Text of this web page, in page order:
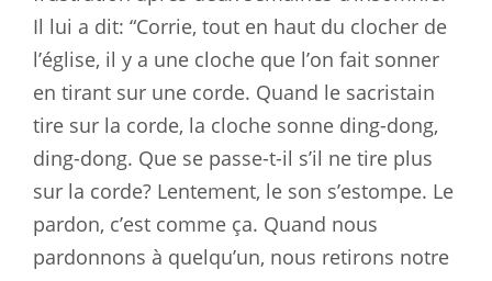
Il lui a dit: “Corrie, tout en haut du clocher de
l’église, il y a une cloche que l’on fait sonner
en tirant sur une corde. Quand le sacristain
tire sur la corde, la cloche sonne ding-dong,
ding-dong. Que se passe-t-il s’il ne tire plus
sur la corde? Lentement, le son s’estompe. Le
pardon, c’est comme ça. Quand nous
pardonnons à quelqu’un, nous retirons notre